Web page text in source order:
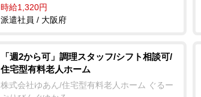
時給1,320円
派遣社員 / 大阪府
「週2から可」調理スタッフ/シフト相談可/
住宅型有料老人ホーム
株式会社ゆあん/住宅型有料老人ホーム ぐるー